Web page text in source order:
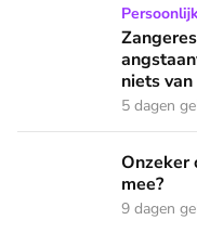
Zangeres Joke Buis
niets
5 dagen
Onzeker over je lijf:
Onzeker
mee?
9 dagen